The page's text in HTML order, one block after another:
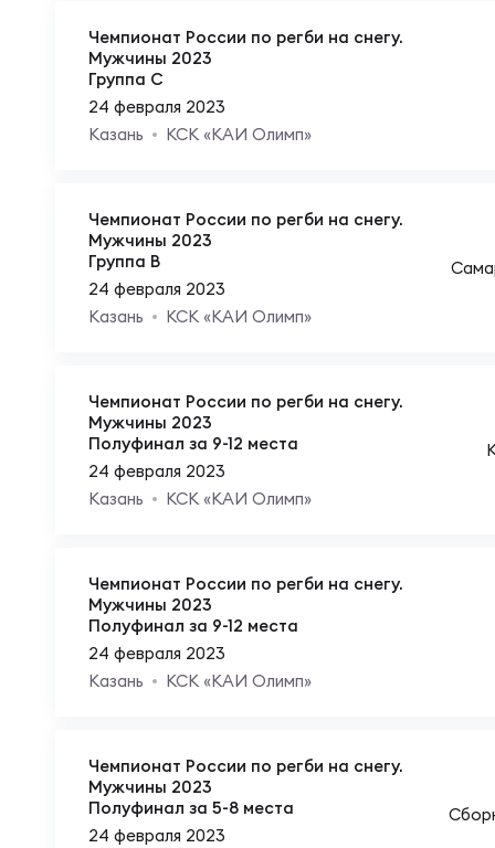
Чемпионат России по регби на снегу.
Мужчины 2023
Группа C
24 февраля 2023
Казань
КСК «КАИ Олимп»
Чемпионат России по регби на снегу.
Мужчины 2023
Группа B
24 февраля 2023
Казань
КСК «КАИ Олимп»
Чемпионат России по регби на снегу.
Мужчины 2023
Полуфинал за 9-12 места
24 февраля 2023
Казань
КСК «КАИ Олимп»
Чемпионат России по регби на снегу.
Мужчины 2023
Полуфинал за 9-12 места
24 февраля 2023
Казань
КСК «КАИ Олимп»
Чемпионат России по регби на снегу.
Мужчины 2023
Полуфинал за 5-8 места
24 февраля 2023